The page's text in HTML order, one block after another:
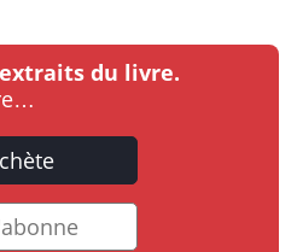
extraits du livre.